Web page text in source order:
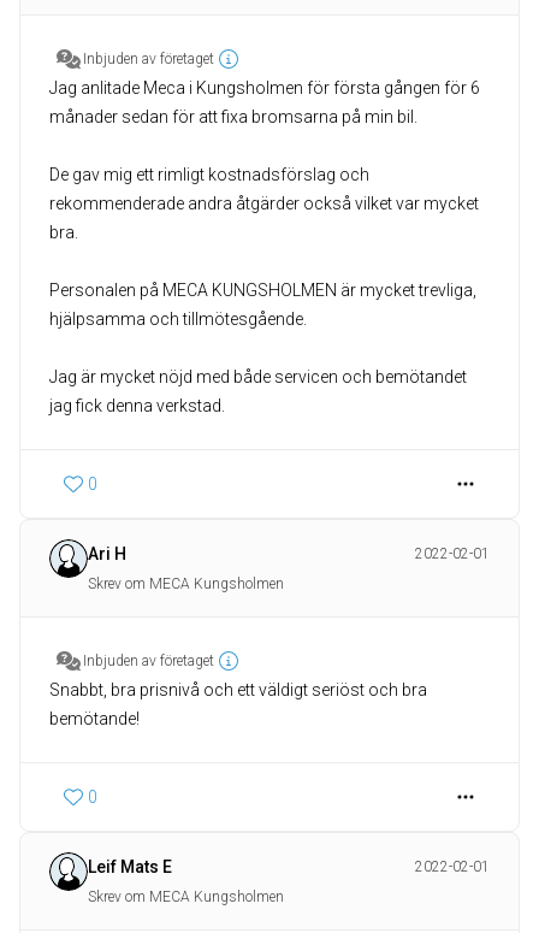
Inbjuden av företaget
Jag anlitade Meca i Kungsholmen för första gången för 6
månader sedan för att fixa bromsarna på min bil.
De gav mig ett rimligt kostnadsförslag och
rekommenderade andra åtgärder också vilket var mycket
bra.
Personalen på MECA KUNGSHOLMEN är mycket trevliga,
hjälpsamma och tillmötesgående.
Jag är mycket nöjd med både servicen och bemötandet
jag fick denna verkstad.
0
Ari H
2022-02-01
Skrev om MECA Kungsholmen
Inbjuden av företaget
Snabbt, bra prisnivå och ett väldigt seriöst och bra
bemötande!
0
Leif Mats E
2022-02-01
Skrev om MECA Kungsholmen